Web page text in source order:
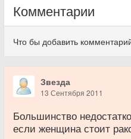
Комментарии
Что бы добавить
Звезда
13 Сентября 2011
Большинство
если женщина стоит